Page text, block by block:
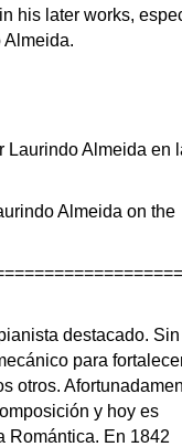
his later works,
Almeida.
Laurindo Almeida en
Almeida on the
destacado. Sin
para
otros.
y hoy es
Romántica. En 1842